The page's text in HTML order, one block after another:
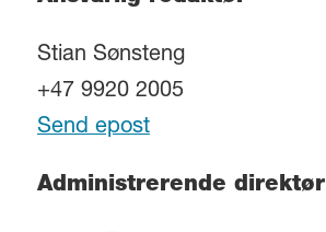
Stian Sønsteng
+47 9920 2005
Send epost
Administrerende direktør